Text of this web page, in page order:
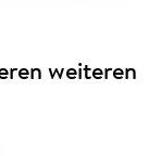
weiteren